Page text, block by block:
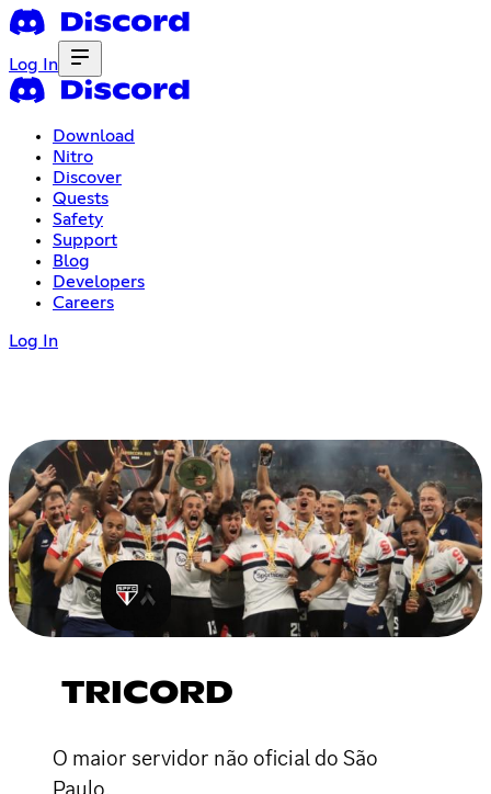
Log In
Download
Nitro
Discover
Quests
Safety
Support
Blog
Developers
Careers
Log In
TRICORD
O maior servidor não oficial do São
Paulo.